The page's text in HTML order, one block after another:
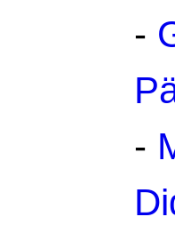
-
-